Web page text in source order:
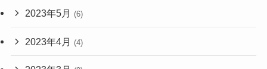
2023年5月 (6)
2023年4月 (4)